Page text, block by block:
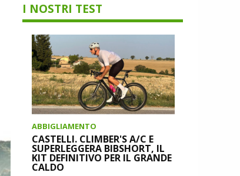
I NOSTRI TEST
ABBIGLIAMENTO
CASTELLI. CLIMBER'S A/C E
SUPERLEGGERA BIBSHORT, IL
KIT DEFINITIVO PER IL GRANDE
CALDO